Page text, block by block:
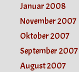
Januar 2008
November 2007
Oktober 2007
September 2007
August 2007